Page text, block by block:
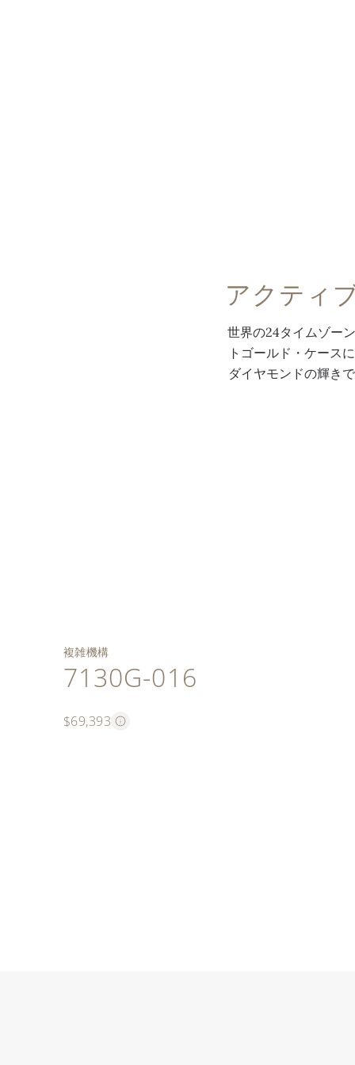
アクティ
世界の24タイムゾー
トゴールド・ケース
ダイヤモンドの輝き
複雑機構
7130G-016
$69,393